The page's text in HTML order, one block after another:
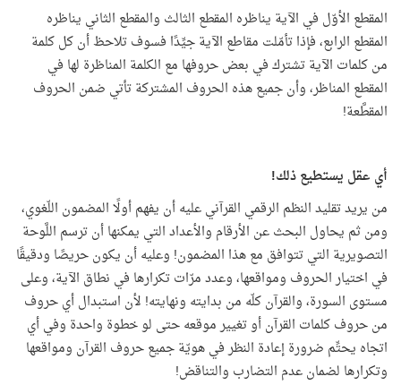
المقطع الأوّل في الآية يناظره المقطع الثالث والمقطع الثاني يناظره
المقطع الرابع، فإذا تأمّلت مقاطع الآية جيِّدًا فسوف تلاحظ أن كل كلمة
من كلمات الآية تشترك في بعض حروفها مع الكلمة المناظرة لها في
المقطع المناظر، وأن جميع هذه الحروف المشتركة تأتي ضمن الحروف
المقطَّعة!
أي عقل يستطيع ذلك!
من يريد تقليد النظم الرقمي القرآني عليه أن يفهم أولًا المضمون اللّغوي،
ومن ثم يحاول البحث عن الأرقام والأعداد التي يمكنها أن ترسم اللَّوحة
التصويرية التي تتوافق مع هذا المضمون! وعليه أن يكون حريصًا ودقيقًا
في اختيار الحروف ومواقعها، وعدد مرّات تكرارها في نطاق الآية، وعلى
مستوى السورة، والقرآن كلّه من بدايته ونهايته! لأن استبدال أي حروف
من حروف كلمات القرآن أو تغيير موقعه حتى لو خطوة واحدة وفي أي
اتجاه يحتِّم ضرورة إعادة النظر في هويّة جميع حروف القرآن ومواقعها
وتكرارها لضمان عدم التضارب والتناقض!